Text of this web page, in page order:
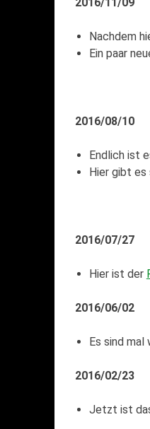
Nachdem
Ein paar
2016/08/10
Endlich ist
Hier gibt es
2016/07/27
Hier ist der
2016/06/02
Es sind mal
2016/02/23
Jetzt ist